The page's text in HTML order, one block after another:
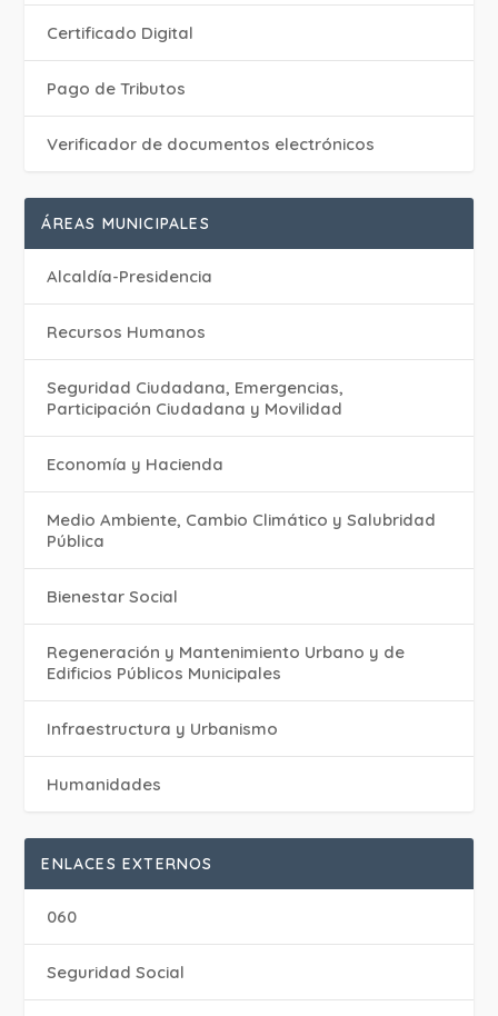
Certificado Digital
Pago de Tributos
Verificador de documentos electrónicos
ÁREAS MUNICIPALES
Alcaldía-Presidencia
Recursos Humanos
Seguridad Ciudadana, Emergencias,
Participación Ciudadana y Movilidad
Economía y Hacienda
Medio Ambiente, Cambio Climático y Salubridad
Pública
Bienestar Social
Regeneración y Mantenimiento Urbano y de
Edificios Públicos Municipales
Infraestructura y Urbanismo
Humanidades
ENLACES EXTERNOS
060
Seguridad Social